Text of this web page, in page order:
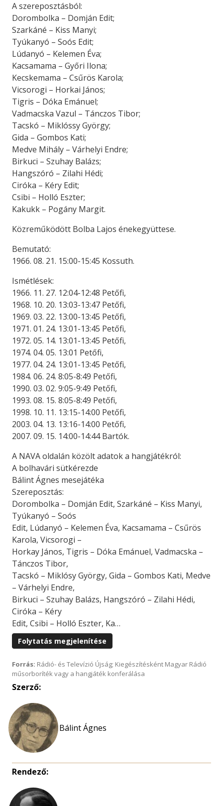
A szereposztásból:
Dorombolka – Domján Edit;
Szarkáné – Kiss Manyi;
Tyúkanyó – Soós Edit;
Lúdanyó – Kelemen Éva;
Kacsamama – Győri Ilona;
Kecskemama – Csűrös Karola;
Vicsorogi – Horkai János;
Tigris – Dóka Emánuel;
Vadmacska Vazul – Tánczos Tibor;
Tacskó – Miklóssy György;
Gida – Gombos Kati;
Medve Mihály – Várhelyi Endre;
Birkuci – Szuhay Balázs;
Hangszóró – Zilahi Hédi;
Ciróka – Kéry Edit;
Csibi – Holló Eszter;
Kakukk – Pogány Margit.
Közreműködött Bolba Lajos énekegyüttese.
Bemutató:
1966. 08. 21. 15:00-15:45 Kossuth.
Ismétlések:
1966. 11. 27. 12:04-12:48 Petőfi,
1968. 10. 20. 13:03-13:47 Petőfi,
1969. 03. 22. 13:00-13:45 Petőfi,
1971. 01. 24. 13:01-13:45 Petőfi,
1972. 05. 14. 13:01-13:45 Petőfi,
1974. 04. 05. 13:01 Petőfi,
1977. 04. 24. 13:01-13:45 Petőfi,
1984. 06. 24. 8:05-8:49 Petőfi,
1990. 03. 02. 9:05-9:49 Petőfi,
1993. 08. 15. 8:05-8:49 Petőfi,
1998. 10. 11. 13:15-14:00 Petőfi,
2003. 04. 13. 13:16-14:00 Petőfi,
2007. 09. 15. 14:00-14:44 Bartók.
A NAVA oldalán közölt adatok a hangjátékról:
A bolhavári sütkérezde
Bálint Ágnes mesejátéka
Szereposztás:
Dorombolka – Domján Edit, Szarkáné – Kiss Manyi,
Tyúkanyó – Soós
Edit, Lúdanyó – Kelemen Éva, Kacsamama – Csűrös
Karola, Vicsorogi –
Horkay János, Tigris – Dóka Emánuel, Vadmacska –
Tánczos Tibor,
Tacskó – Miklósy György, Gida – Gombos Kati, Medve
– Várhelyi Endre,
Birkuci – Szuhay Balázs, Hangszóró – Zilahi Hédi,
Ciróka – Kéry
Edit, Csibi – Holló Eszter, Ka…
Folytatás megjelenítése
Forrás: Rádió- és Televízió Újság; Kiegészítésként Magyar Rádió
műsorboríték vagy a hangjáték konferálása
Szerző:
Bálint Ágnes
Rendező: